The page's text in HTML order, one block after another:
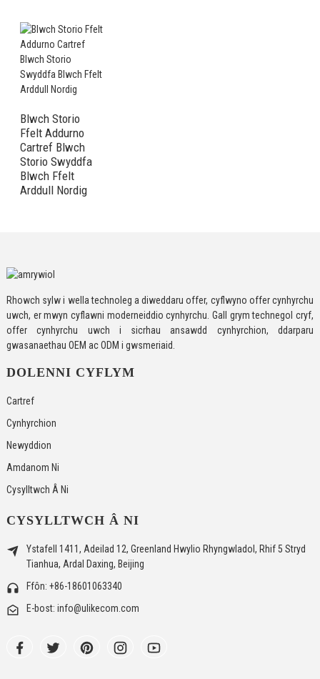
Blwch Storio
Ffelt Addurno
Cartref Blwch
Storio Swyddfa
Blwch Ffelt
Arddull Nordig
Rhowch sylw i wella technoleg a diweddaru offer, cyflwyno offer cynhyrchu
uwch, er mwyn cyflawni moderneiddio cynhyrchu. Gall grym technegol cryf,
offer cynhyrchu uwch i sicrhau ansawdd cynhyrchion, ddarparu
gwasanaethau OEM ac ODM i gwsmeriaid.
DOLENNI CYFLYM
Cartref
Cynhyrchion
Newyddion
Amdanom Ni
Cysylltwch Â Ni
CYSYLLTWCH Â NI
Ystafell 1411, Adeilad 12, Greenland Hwylio Rhyngwladol, Rhif 5 Stryd
Tianhua, Ardal Daxing, Beijing
Ffôn: +86-18601063340
E-bost: info@ulikecom.com